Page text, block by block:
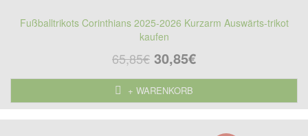
Fußballtrikots Corinthians 2025-2026 Kurzarm Auswärts-trikot
kaufen
65,85€ 30,85€
+ WARENKORB